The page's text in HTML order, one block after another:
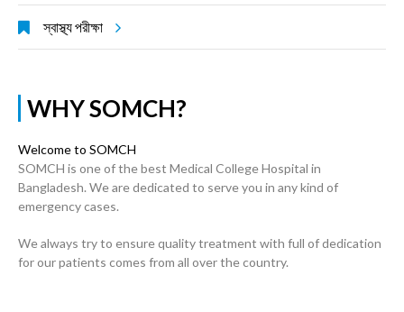
স্বাস্থ্য পরীক্ষা
WHY SOMCH?
Welcome to SOMCH
SOMCH is one of the best Medical College Hospital in
Bangladesh. We are dedicated to serve you in any kind of
emergency cases.
We always try to ensure quality treatment with full of dedication
for our patients comes from all over the country.